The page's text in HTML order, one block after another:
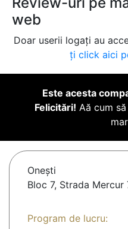
web
Doar userii logați au
ți click aici
Este acesta
Felicitări! Aă cum
Oneşti
Bloc 7, Strada Mercur
Program de lucru: